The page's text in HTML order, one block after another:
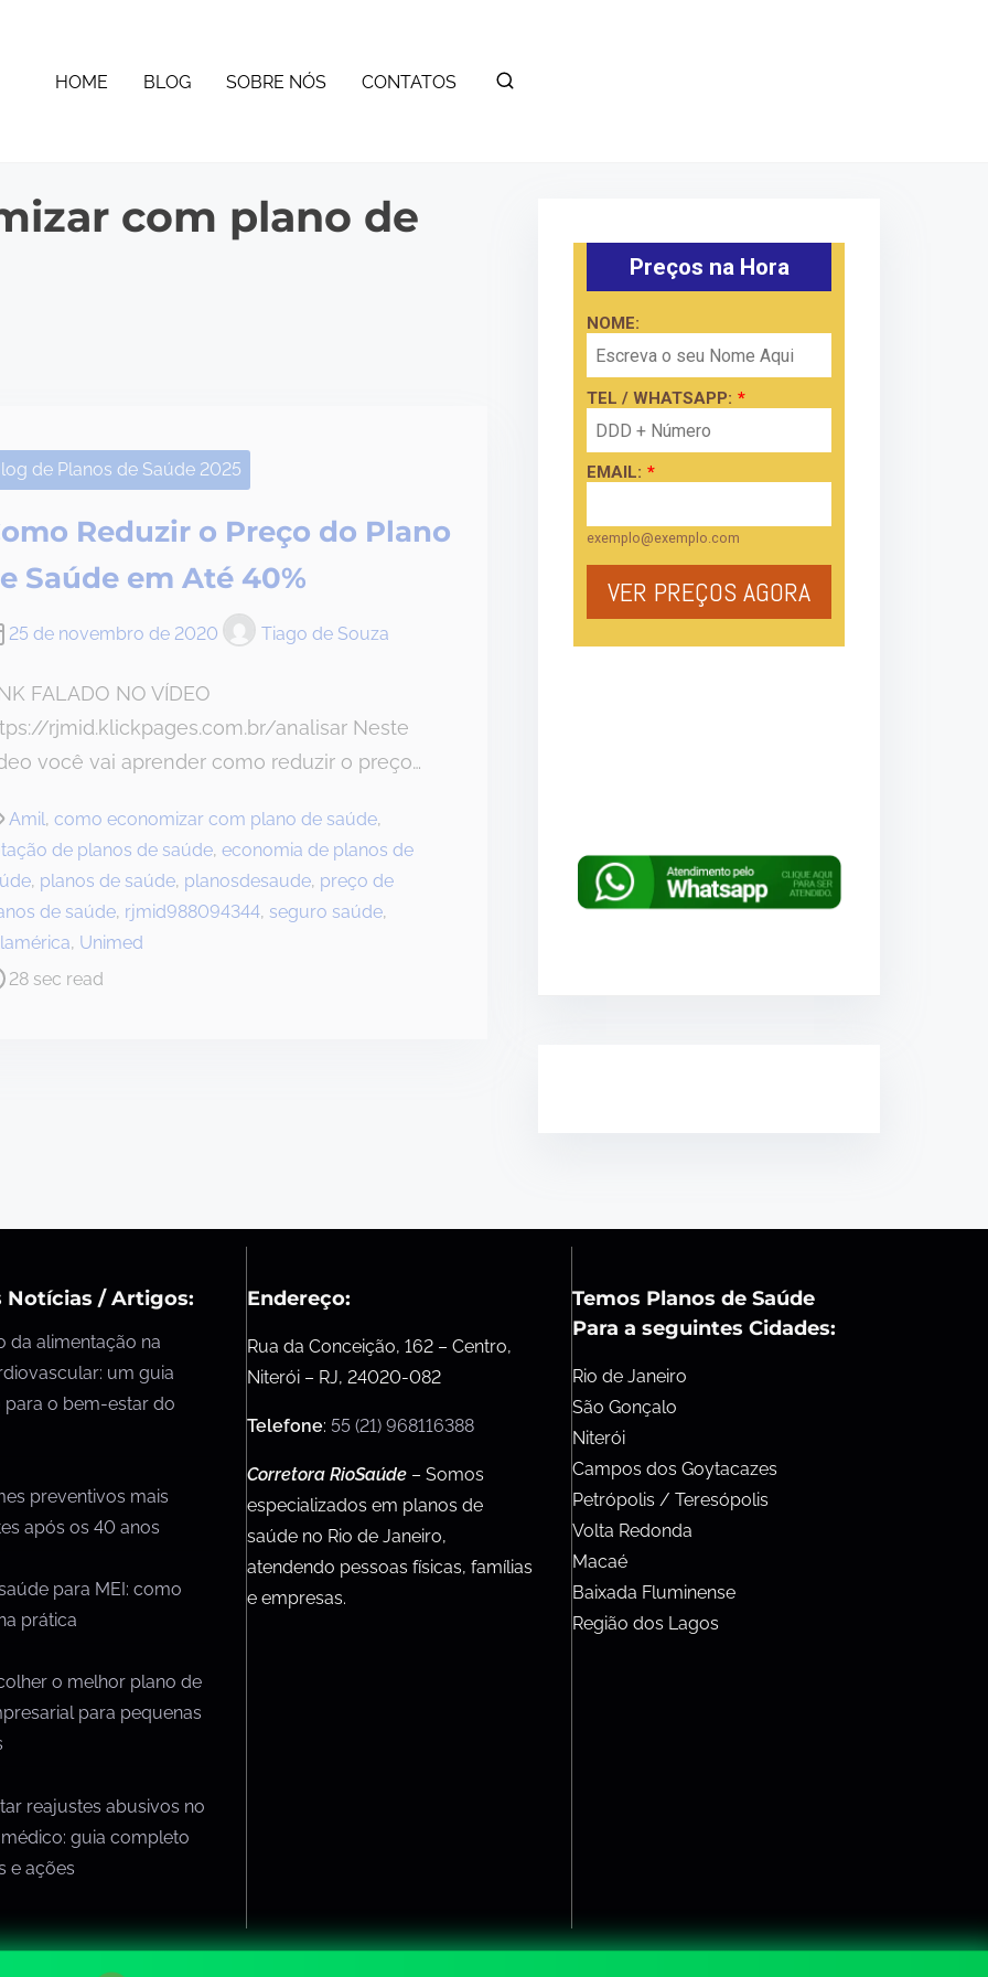
HOME BLOG SOBRE NÓS CONTATOS
com plano de
de Planos de Saúde 2025
Reduzir o Preço do Plano
Saúde em Até 40%
25 de novembro de 2020 Tiago de Souza
FALADO NO VÍDEO
rjmid.klickpages.com.br/analisar Neste
você vai aprender como reduzir o preço…
Amil, como economizar com plano de saúde,
de planos de saúde, economia de planos de
, planos de saúde, planosdesaude, preço de
de saúde, rjmid988094344, seguro saúde,
, Unimed
28 sec read
Notícias / Artigos:
da alimentação na
um guia
o bem-estar do
preventivos mais
após os 40 anos
para MEI: como
prática
o melhor plano de
para pequenas
reajustes abusivos no
guia completo
e ações
Endereço:
Rua da Conceição, 162 – Centro,
Niterói – RJ, 24020-082
Telefone: 55 (21) 968116388
Corretora RioSaúde – Somos
especializados em planos de
saúde no Rio de Janeiro,
atendendo pessoas físicas, famílias
e empresas.
Temos Planos de Saúde
Para a seguintes Cidades:
Rio de Janeiro
São Gonçalo
Niterói
Campos dos Goytacazes
Petrópolis / Teresópolis
Volta Redonda
Macaé
Baixada Fluminense
Região dos Lagos